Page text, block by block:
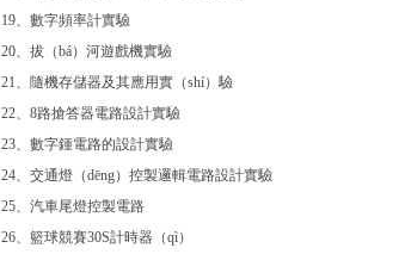
19、數字頻率計實驗
20、拔（bá）河遊戲機實驗
21、隨機存儲器及其應用實（shí）驗
22、8路搶答器電路設計實驗
23、數字鍾電路的設計實驗
24、交通燈（dēng）控製邏輯電路設計實驗
25、汽車尾燈控製電路
26、籃球競賽30S計時器（qì）